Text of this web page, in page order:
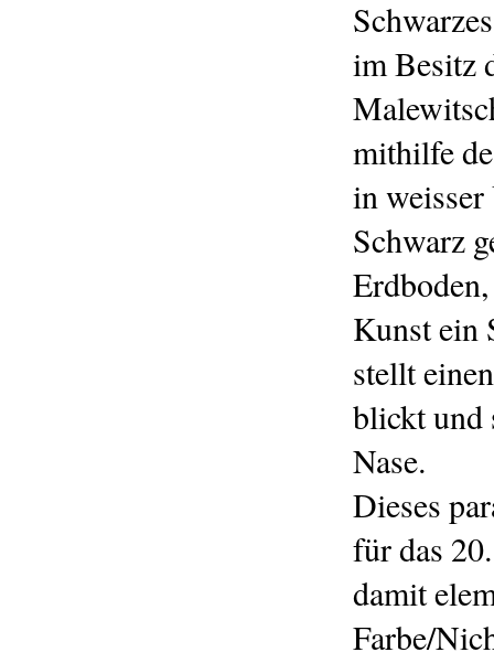
im Besitz
mithilfe
in
Schwarz
Kunst ein
stellt
blickt und
Nase.
Dieses
für das
damit
Farbe/